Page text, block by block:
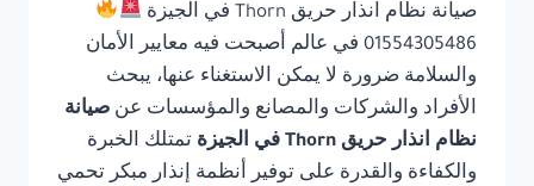
صيانة نظام انذار حريق Thorn في الجيزة
01554305486 في عالم أصبحت فيه معايير الأمان
والسلامة ضرورة لا يمكن الاستغناء عنها، يبحث
الأفراد والشركات والمصانع والمؤسسات عن صيانة
نظام انذار حريق Thorn في الجيزة
تمتلك الخبرة
والكفاءة والقدرة على توفير أنظمة إنذار مبكر تحمي